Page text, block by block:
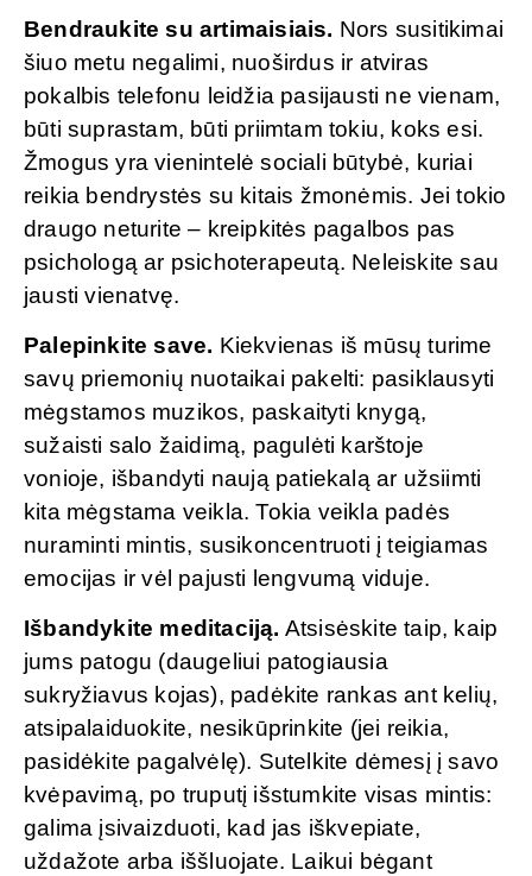
Bendraukite su artimaisiais. Nors susitikimai
šiuo metu negalimi, nuoširdus ir atviras
pokalbis telefonu leidžia pasijausti ne vienam,
būti suprastam, būti priimtam tokiu, koks esi.
Žmogus yra vienintelė sociali būtybė, kuriai
reikia bendrystės su kitais žmonėmis. Jei tokio
draugo neturite – kreipkitės pagalbos pas
psichologą ar psichoterapeutą. Neleiskite sau
jausti vienatvę.
Palepinkite save. Kiekvienas iš mūsų turime
savų priemonių nuotaikai pakelti: pasiklausyti
mėgstamos muzikos, paskaityti knygą,
sužaisti salo žaidimą, pagulėti karštoje
vonioje, išbandyti naują patiekalą ar užsiimti
kita mėgstama veikla. Tokia veikla padės
nuraminti mintis, susikoncentruoti į teigiamas
emocijas ir vėl pajusti lengvumą viduje.
Išbandykite meditaciją. Atsisėskite taip, kaip
jums patogu (daugeliui patogiausia
sukryžiavus kojas), padėkite rankas ant kelių,
atsipalaiduokite, nesikūprinkite (jei reikia,
pasidėkite pagalvėlę). Sutelkite dėmesį į savo
kvėpavimą, po truputį išstumkite visas mintis:
galima įsivaizduoti, kad jas iškvepiate,
uždažote arba iššluojate. Laikui bėgant